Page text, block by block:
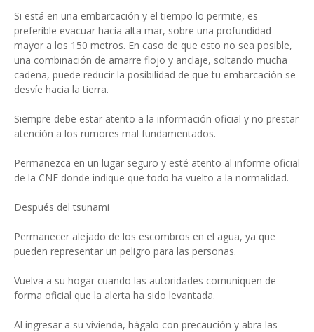
Si está en una embarcación y el tiempo lo permite, es
preferible evacuar hacia alta mar, sobre una profundidad
mayor a los 150 metros. En caso de que esto no sea posible,
una combinación de amarre flojo y anclaje, soltando mucha
cadena, puede reducir la posibilidad de que tu embarcación se
desvíe hacia la tierra.
Siempre debe estar atento a la información oficial y no prestar
atención a los rumores mal fundamentados.
Permanezca en un lugar seguro y esté atento al informe oficial
de la CNE donde indique que todo ha vuelto a la normalidad.
Después del tsunami
Permanecer alejado de los escombros en el agua, ya que
pueden representar un peligro para las personas.
Vuelva a su hogar cuando las autoridades comuniquen de
forma oficial que la alerta ha sido levantada.
Al ingresar a su vivienda, hágalo con precaución y abra las